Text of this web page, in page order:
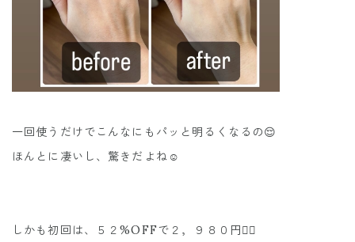
一回使うだけでこんなにもパッと明るくなるの😌
ほんとに凄いし、驚きだよね☺️
しかも初回は、５２%OFFで２，９８０円❤️‍🔥